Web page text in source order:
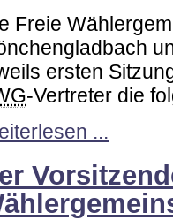
Freie
ersten
-Vertreter die
...